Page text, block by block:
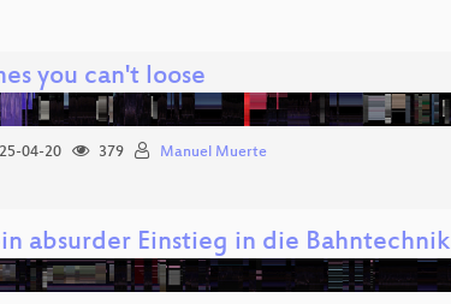
you can't loose
04-20 379 Manuel Muerte
absurder Einstieg in die Bahntechnik